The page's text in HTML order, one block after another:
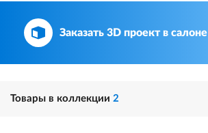
Заказать 3D проект в салоне
Товары в коллекции 2